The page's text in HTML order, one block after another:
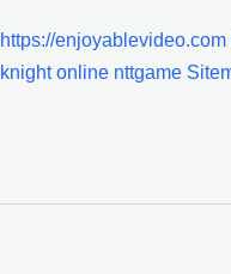
https://enjoyablevideo.com
knight online nttgame